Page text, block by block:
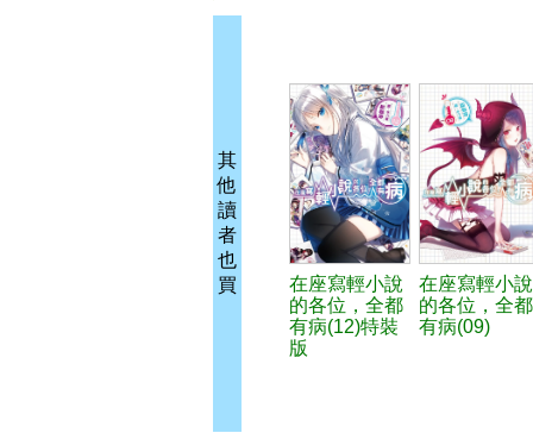
其
他
讀
者
也
買
在座寫輕小說
的各位，全都
有病(12)特裝
版
在座寫輕小說
的各位，全都
有病(09)